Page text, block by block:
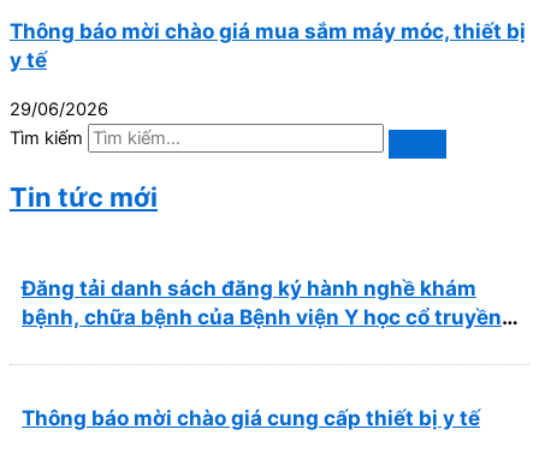
Thông báo mời chào giá mua sắm máy móc, thiết bị
y tế
29/06/2026
Tìm kiếm
Tin tức mới
Đăng tải danh sách đăng ký hành nghề khám
bệnh, chữa bệnh của Bệnh viện Y học cổ truyền
Thông báo mời chào giá cung cấp thiết bị y tế